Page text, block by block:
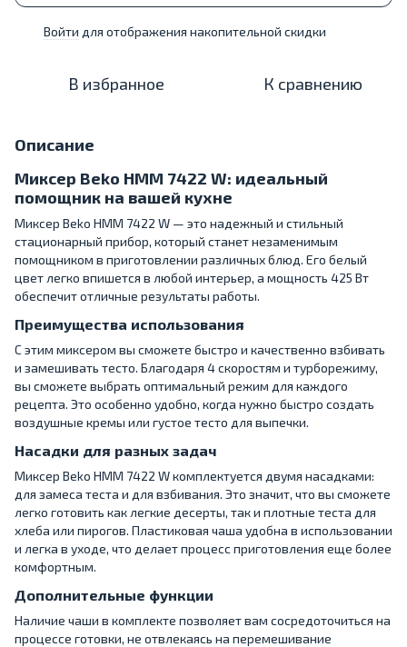
Войти для отображения накопительной скидки
В избранное К сравнению
Описание
Миксер Beko HMM 7422 W: идеальный
помощник на вашей кухне
Миксер Beko HMM 7422 W — это надежный и стильный
стационарный прибор, который станет незаменимым
помощником в приготовлении различных блюд. Его белый
цвет легко впишется в любой интерьер, а мощность 425 Вт
обеспечит отличные результаты работы.
Преимущества использования
С этим миксером вы сможете быстро и качественно взбивать
и замешивать тесто. Благодаря 4 скоростям и турборежиму,
вы сможете выбрать оптимальный режим для каждого
рецепта. Это особенно удобно, когда нужно быстро создать
воздушные кремы или густое тесто для выпечки.
Насадки для разных задач
Миксер Beko HMM 7422 W комплектуется двумя насадками:
для замеса теста и для взбивания. Это значит, что вы сможете
легко готовить как легкие десерты, так и плотные теста для
хлеба или пирогов. Пластиковая чаша удобна в использовании
и легка в уходе, что делает процесс приготовления еще более
комфортным.
Дополнительные функции
Наличие чаши в комплекте позволяет вам сосредоточиться на
процессе готовки, не отвлекаясь на перемешивание